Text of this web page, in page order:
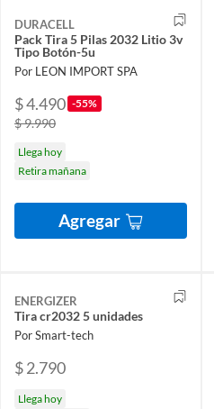
DURACELL
Pack Tira 5 Pilas 2032 Litio 3v
Tipo Botón-5u
Por LEON IMPORT SPA
$ 4.490 -55%
$ 9.990
Llega hoy
Retira mañana
Agregar
ENERGIZER
Tira cr2032 5 unidades
Por Smart-tech
$ 2.790
Llega hoy